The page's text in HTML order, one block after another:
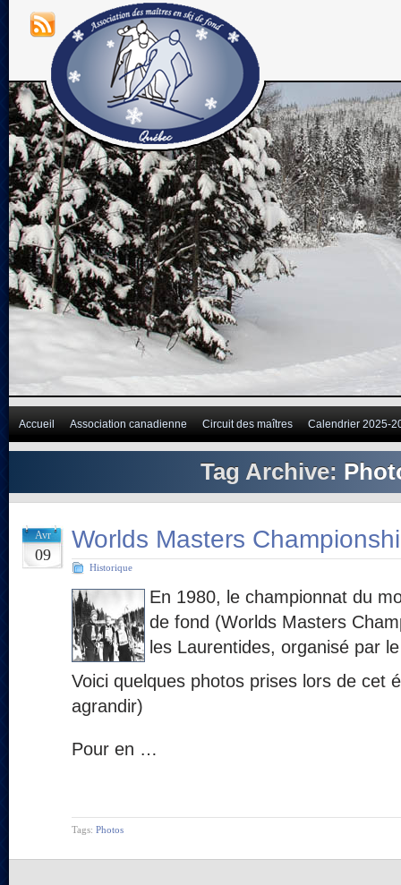
Accueil Association canadienne Circuit des maîtres Calendrier 2025-
Tag Archive:
Avr
09
Worlds Masters
Historique
En 1980, le championnat du
de fond (Worlds Masters
les Laurentides, organisé par
Voici quelques photos prises lors de cet
agrandir)
Pour en …
Tags: Photos